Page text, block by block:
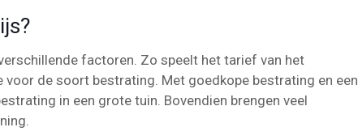
factoren. Zo speelt het tarief van het
de soort bestrating. Met goedkope bestrating en een
in een grote tuin. Bovendien brengen veel